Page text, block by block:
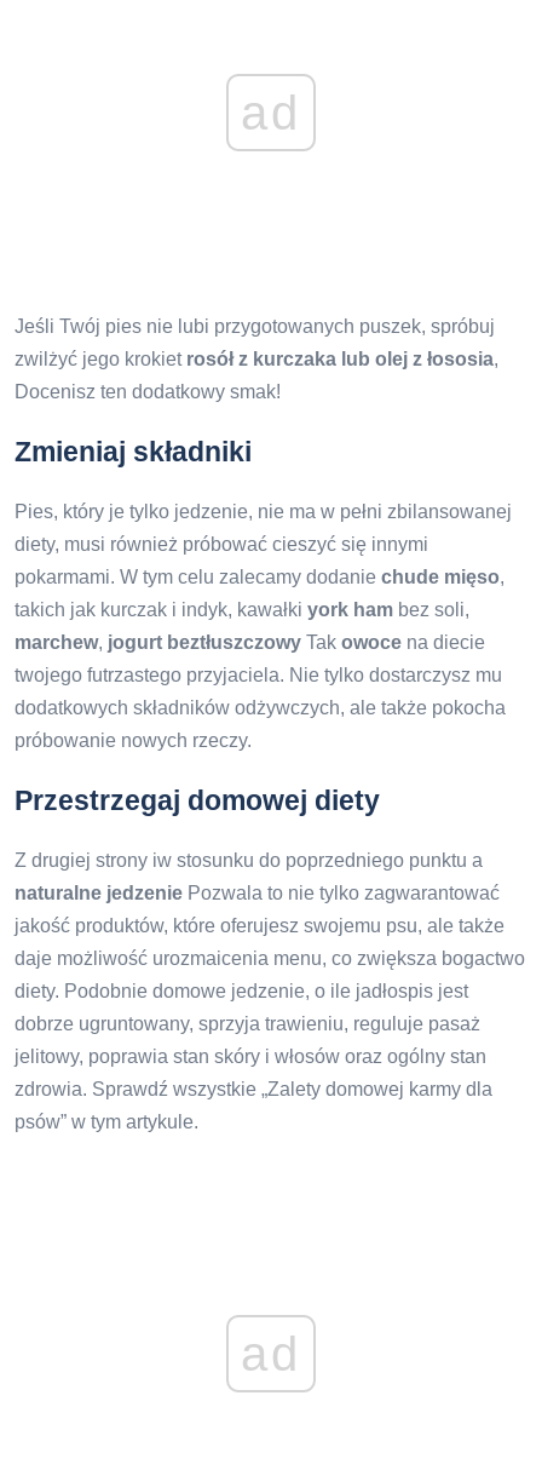
ad
Jeśli Twój pies nie lubi przygotowanych puszek, spróbuj
zwilżyć jego krokietrosół z kurczaka lub olej z łososia,
Docenisz ten dodatkowy smak!
Zmieniaj składniki
Pies, który je tylko jedzenie, nie ma w pełni zbilansowanej
diety, musi również próbować cieszyć się innymi
pokarmami. W tym celu zalecamy dodanie chude mięso,
takich jak kurczak i indyk, kawałki york ham bez soli,
marchew, jogurt beztłuszczowy Tak owoce na diecie
twojego futrzastego przyjaciela. Nie tylko dostarczysz mu
dodatkowych składników odżywczych, ale także pokocha
próbowanie nowych rzeczy.
Przestrzegaj domowej diety
Z drugiej strony iw stosunku do poprzedniego punktu a
naturalne jedzenie Pozwala to nie tylko zagwarantować
jakość produktów, które oferujesz swojemu psu, ale także
daje możliwość urozmaicenia menu, co zwiększa bogactwo
diety. Podobnie domowe jedzenie, o ile jadłospis jest
dobrze ugruntowany, sprzyja trawieniu, reguluje pasaż
jelitowy, poprawia stan skóry i włosów oraz ogólny stan
zdrowia. Sprawdź wszystkie „Zalety domowej karmy dla
psów” w tym artykule.
ad